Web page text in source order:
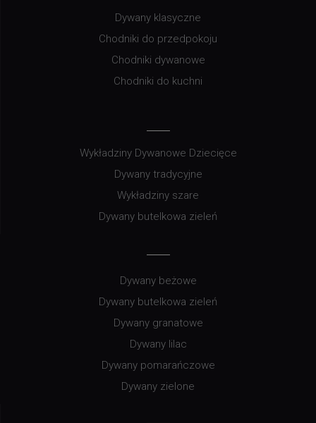
Dywany klasyczne
Chodniki do przedpokoju
Chodniki dywanowe
Chodniki do kuchni
Wykładziny Dywanowe Dziecięce
Dywany tradycyjne
Wykładziny szare
Dywany butelkowa zieleń
Dywany beżowe
Dywany butelkowa zieleń
Dywany granatowe
Dywany lilac
Dywany pomarańczowe
Dywany zielone